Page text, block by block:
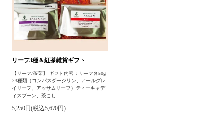
リーフ3種＆紅茶雑貨ギフト
【リーフ/茶葉】 ギフト内容：リーフ各50g
×3種類（コンパスダージリン、アールグレ
イリーフ、アッサムリーフ）ティーキャデ
ィスプーン、茶こし
5,250円(税込5,670円)